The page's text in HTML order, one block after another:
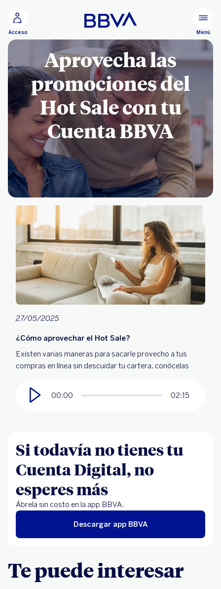
Acceso Menú
Aprovecha las
promociones del
Hot Sale con tu
Cuenta BBVA
27/05/2025
¿Cómo aprovechar el Hot Sale?
Existen varias maneras para sacarle provecho a tus
compras en línea sin descuidar tu cartera, conócelas
00:00 02:15
Si todavía no tienes tu
Cuenta Digital, no
esperes más
Ábrela sin costo en la app BBVA.
Descargar app BBVA
Te puede interesar